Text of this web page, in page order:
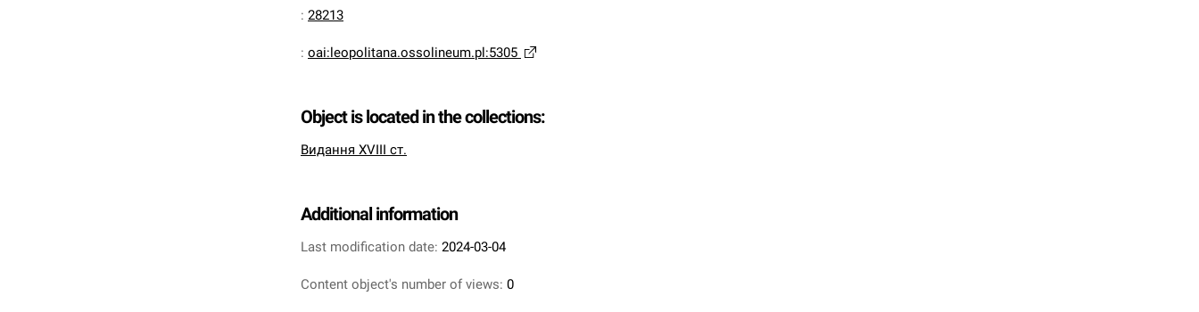
: 28213
: oai:leopolitana.ossolineum.pl:5305
Object is located in the collections:
Видання XVIII ст.
Additional information
Last modification date: 2024-03-04
Content object's number of views: 0